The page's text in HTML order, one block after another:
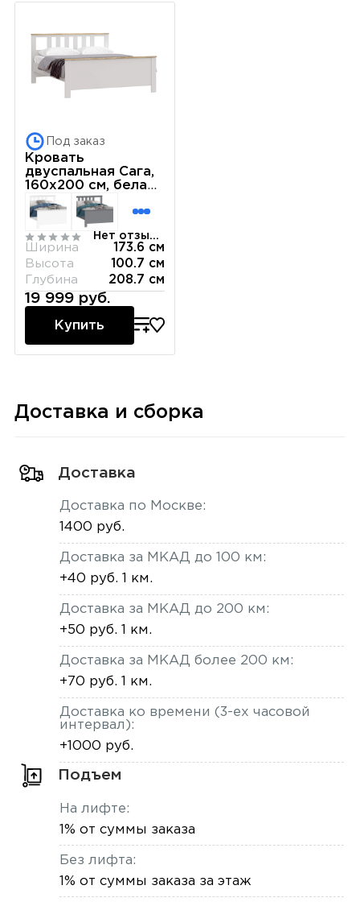
Под заказ
Кровать
двуспальная Сага,
160х200 см, белая/
ясень
Нет отзывов
Ширина
173.6 см
Высота
100.7 см
Глубина
208.7 см
19 999 руб.
Купить
Доставка и сборка
Доставка
Доставка по Москве:
1400 руб.
Доставка за МКАД до 100 км:
+40 руб. 1 км.
Доставка за МКАД до 200 км:
+50 руб. 1 км.
Доставка за МКАД более 200 км:
+70 руб. 1 км.
Доставка ко времени (3-ех часовой
интервал):
+1000 руб.
Подъем
На лифте:
1% от суммы заказа
Без лифта:
1% от суммы заказа за этаж